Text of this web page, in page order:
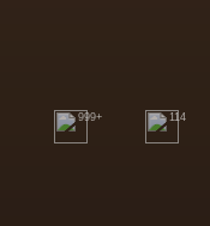
999+ 114